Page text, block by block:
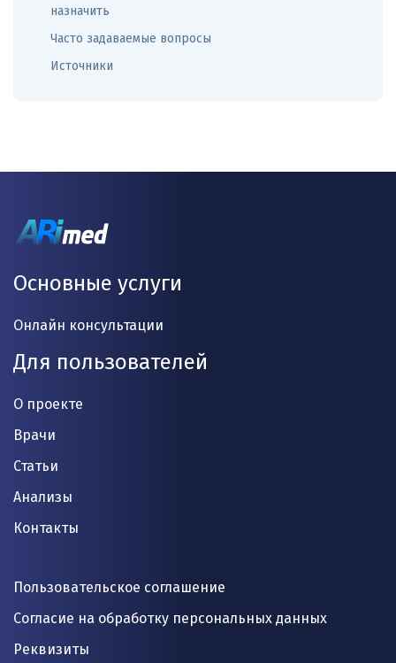
назначить
Часто задаваемые вопросы
Источники
Основные услуги
Онлайн консультации
Для пользователей
О проекте
Врачи
Статьи
Анализы
Контакты
Пользовательское соглашение
Согласие на обработку персональных данных
Реквизиты